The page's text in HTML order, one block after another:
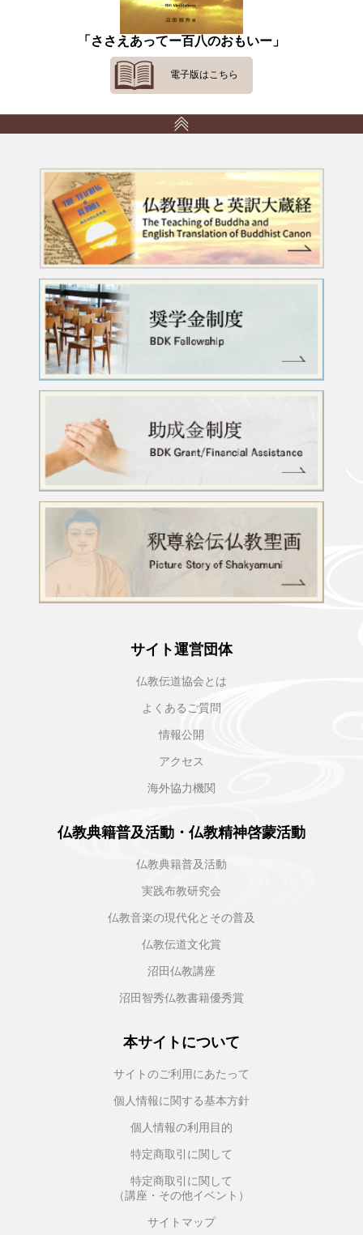
「ささえあってー百八のおもいー」
電子版はこちら
サイト運営団体
仏教伝道協会とは
よくあるご質問
情報公開
アクセス
海外協力機関
仏教典籍普及活動・仏教精神啓蒙活動
仏教典籍普及活動
実践布教研究会
仏教音楽の現代化とその普及
仏教伝道文化賞
沼田仏教講座
沼田智秀仏教書籍優秀賞
本サイトについて
サイトのご利用にあたって
個人情報に関する基本方針
個人情報の利用目的
特定商取引に関して
特定商取引に関して
（講座・その他イベント）
サイトマップ